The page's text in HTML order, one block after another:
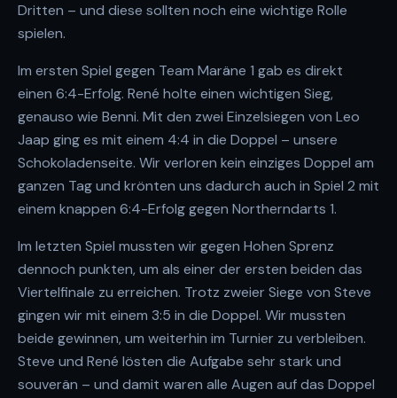
Dritten – und diese sollten noch eine wichtige Rolle
spielen.
Im ersten Spiel gegen Team Maräne 1 gab es direkt
einen 6:4-Erfolg. René holte einen wichtigen Sieg,
genauso wie Benni. Mit den zwei Einzelsiegen von Leo
Jaap ging es mit einem 4:4 in die Doppel – unsere
Schokoladenseite. Wir verloren kein einziges Doppel am
ganzen Tag und krönten uns dadurch auch in Spiel 2 mit
einem knappen 6:4-Erfolg gegen Northerndarts 1.
Im letzten Spiel mussten wir gegen Hohen Sprenz
dennoch punkten, um als einer der ersten beiden das
Viertelfinale zu erreichen. Trotz zweier Siege von Steve
gingen wir mit einem 3:5 in die Doppel. Wir mussten
beide gewinnen, um weiterhin im Turnier zu verbleiben.
Steve und René lösten die Aufgabe sehr stark und
souverän – und damit waren alle Augen auf das Doppel